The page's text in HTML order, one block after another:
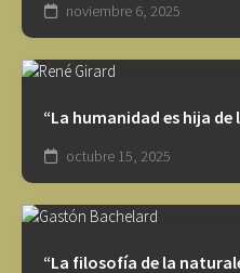
noviembre 6, 2025
“La humanidad es hija de
octubre 15, 2025
“La filosofía de la